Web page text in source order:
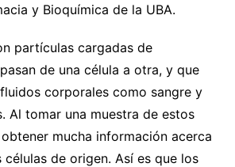
y Bioquímica de la UBA.
partículas cargadas de
de una célula a otra, y que
corporales como sangre y
Al tomar una muestra de estos
mucha información acerca
de origen. Así es que los